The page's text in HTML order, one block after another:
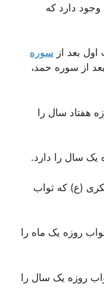
دارد که
بعد از سوره
از سوره حمد،
هفتاد سال را
یک سال را دارد.
(ع) که ثواب
روزه یک ماه را
روزه یک سال را